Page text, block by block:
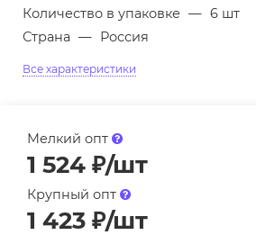
Количество в упаковке — 6 шт
Страна — Россия
Все характеристики
Мелкий опт
1 524 ₽/шт
Крупный опт
1 423 ₽/шт